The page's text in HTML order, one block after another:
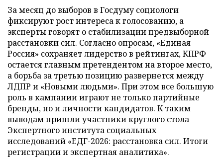
За месяц до выборов в Госдуму социологи
фиксируют рост интереса к голосованию, а
эксперты говорят о стабилизации предвыборной
расстановки сил. Согласно опросам, «Единая
Россия» сохраняет лидерство в рейтингах, КПРФ
остается главным претендентом на второе место,
а борьба за третью позицию развернется между
ЛДПР и «Новыми людьми». При этом все большую
роль в кампании играют не только партийные
бренды, но и личности кандидатов. К таким
выводам пришли участники круглого стола
Экспертного института социальных
исследований «ЕДГ-2026: расстановка сил. Итоги
регистрации и экспертная аналитика».